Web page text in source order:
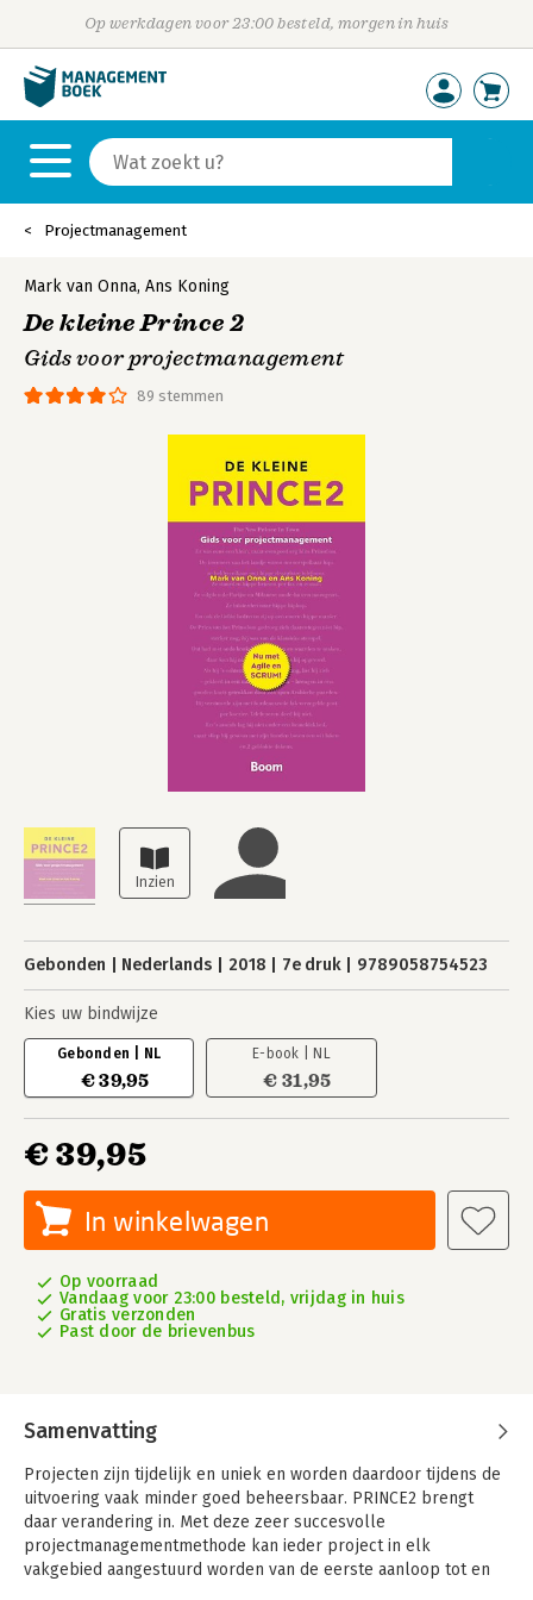
Op werkdagen voor 23:00 besteld, morgen in huis
Projectmanagement
89 stemmen
Mark van Onna, Ans Koning
De kleine Prince 2
Gids voor projectmanagement
Gebonden Nederlands 2018 7e druk 9789058754523
Kies uw bindwijze
Gebonden | NL
€ 39,95
E-book | NL
€ 31,95
€ 39,95
In winkelwagen
Op voorraad
Vandaag voor 23:00 besteld, vrijdag in huis
Gratis verzonden
Past door de brievenbus
Samenvatting
Projecten zijn tijdelijk en uniek en worden daardoor tijdens de
uitvoering vaak minder goed beheersbaar. PRINCE2 brengt
daar verandering in. Met deze zeer succesvolle
projectmanagementmethode kan ieder project in elk
vakgebied aangestuurd worden van de eerste aanloop tot en